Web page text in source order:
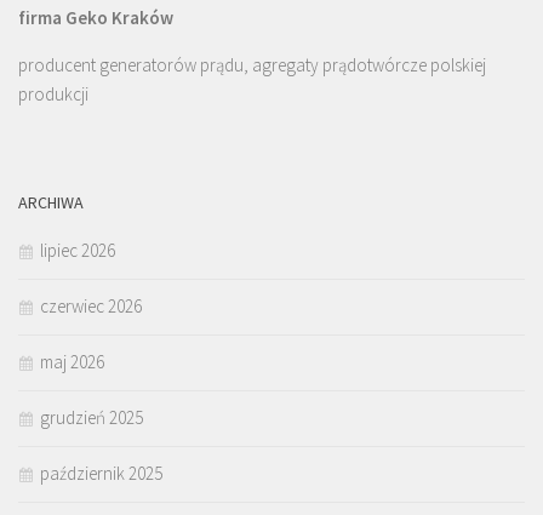
firma Geko Kraków
producent generatorów prądu, agregaty prądotwórcze polskiej
produkcji
ARCHIWA
lipiec 2026
czerwiec 2026
maj 2026
grudzień 2025
październik 2025